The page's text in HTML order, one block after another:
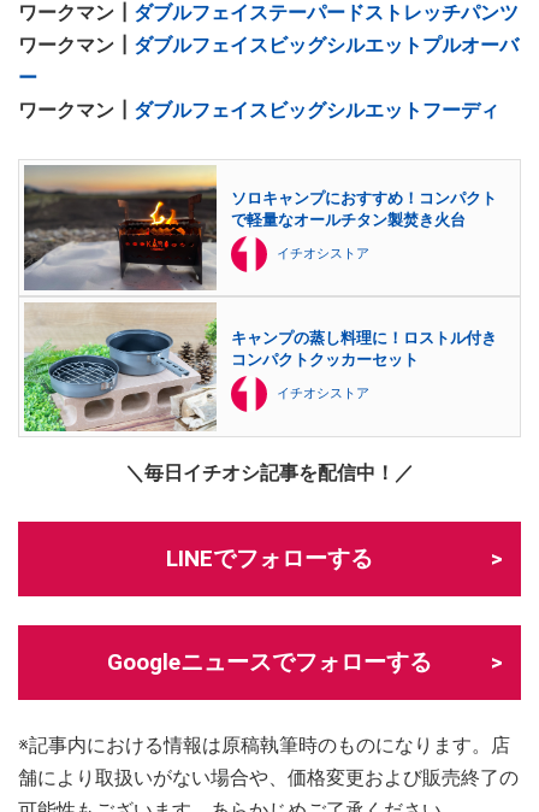
ワークマン┃ ダブルフェイステーパードストレッチパンツ
ワークマン┃ ダブルフェイスビッグシルエットプルオーバ
ー
ワークマン┃ ダブルフェイスビッグシルエットフーディ
ソロキャンプにおすすめ！コンパクト
で軽量なオールチタン製焚き火台
イチオシストア
キャンプの蒸し料理に！ロストル付き
コンパクトクッカーセット
イチオシストア
＼毎日イチオシ記事を配信中！／
LINEでフォローする
Googleニュースでフォローする
※記事内における情報は原稿執筆時のものになります。店
舗により取扱いがない場合や、価格変更および販売終了の